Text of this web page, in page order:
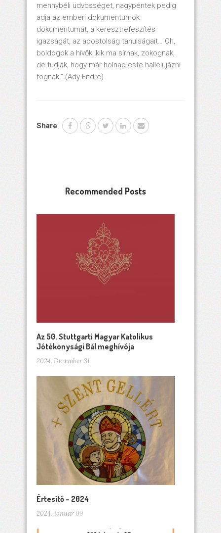
mennybéli üdvösséget, nagypéntek pedig
adja az emberi dokumentumok
dokumentumát, a keresztrefeszítés
igazságát, az apostolság tanulságait… Oh,
boldogok a hívők, kik ma sírnak, zokognak,
de tudják, hogy már holnap este hallelujázni
fognak.” (Ady Endre)
Share
Recommended Posts
Az 50. Stuttgarti Magyar Katolikus
Jótékonysági Bál meghívója
2024. Dezember 31
Értesítő – 2024
2024. Januar 09